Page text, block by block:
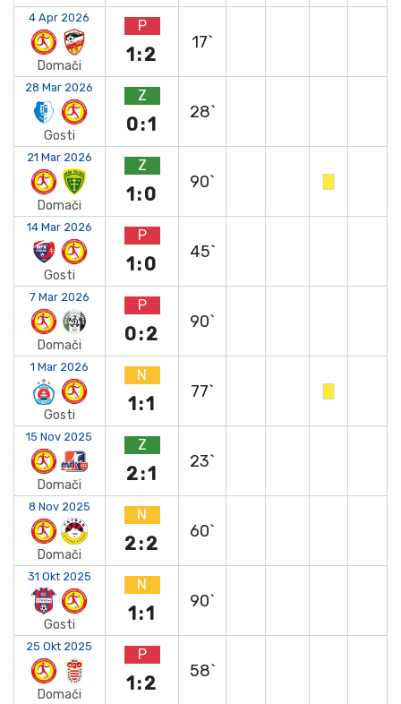
4 Apr 2026
Domači
P
1:2
17`
28 Mar 2026
Gosti
Z
0:1
28`
21 Mar 2026
Domači
Z
1:0
90`
14 Mar 2026
Gosti
P
1:0
45`
7 Mar 2026
Domači
P
0:2
90`
1 Mar 2026
Gosti
N
1:1
77`
15 Nov 2025
Domači
Z
2:1
23`
8 Nov 2025
Domači
N
2:2
60`
31 Okt 2025
Gosti
N
1:1
90`
25 Okt 2025
Domači
P
1:2
58`